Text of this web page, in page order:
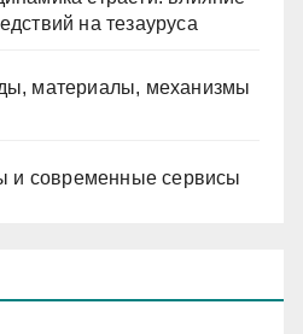
на тезауруса
материалы, механизмы
и современные сервисы